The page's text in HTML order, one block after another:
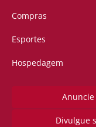
Compras
Esportes
Hospedagem
Anuncie
Divulgue